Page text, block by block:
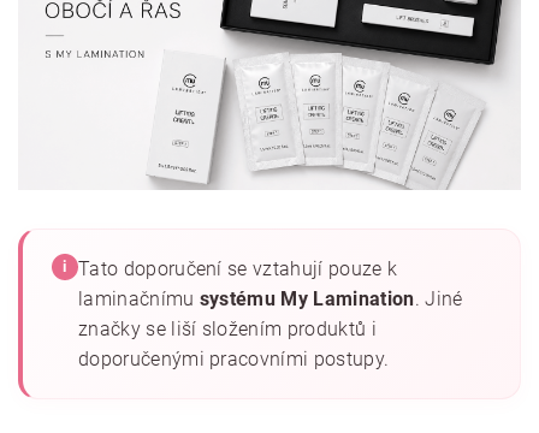
i
Tato doporučení se vztahují pouze k
laminačnímu systému My Lamination. Jiné
značky se liší složením produktů i
doporučenými pracovními postupy.